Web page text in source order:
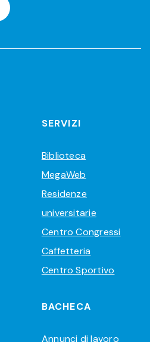
SERVIZI
Biblioteca
MegaWeb
Residenze
universitarie
Centro Congressi
Caffetteria
Centro Sportivo
BACHECA
Annunci di lavoro